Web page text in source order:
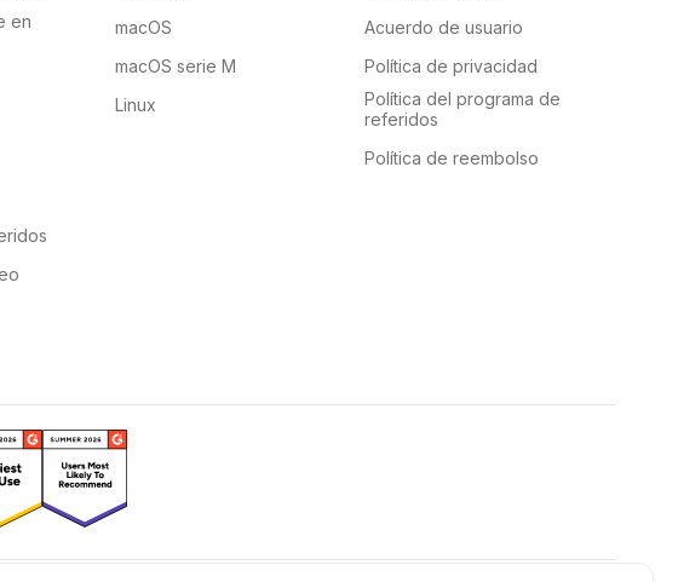
en
macOS
macOS serie M
Linux
Acuerdo de usuario
Política de privacidad
Política del programa de
referidos
Política de reembolso